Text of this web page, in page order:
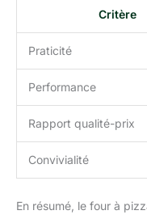
Critère
Praticité
Performance
Rapport qualité-prix
Convivialité
En résumé, le four à